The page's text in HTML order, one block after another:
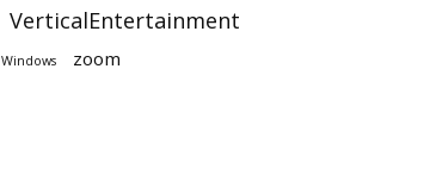
VerticalEntertainment
Windows zoom